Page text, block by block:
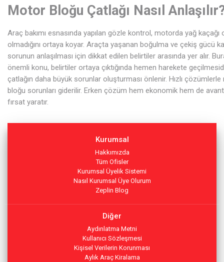
Motor Bloğu Çatlağı Nasıl
Araç bakımı esnasında yapılan gözle kontrol, motorda yağ kaçağı
olmadığını ortaya koyar. Araçta yaşanan boğulma ve çekiş gücü
sorunun anlaşılması için dikkat edilen belirtiler arasında yer alır.
önemli konu, belirtiler ortaya çıktığında hemen harekete
çatlağın daha büyük sorunlar oluşturması önlenir. Hızlı
bloğu sorunları giderilir. Erken çözüm hem ekonomik hem de
fırsat yaratır.
Kurumsal
Hakkımızda
Tüm Ofisler
Kurumsal Üyelik Sistemi
Nasıl Kurumsal Üye Olurum
Zeplin Blog
Diğer
Aydınlatma Metni
Kullanıcı Sözleşmesi
Kişisel Verilerin Korunması
Aylık Araç Kiralama